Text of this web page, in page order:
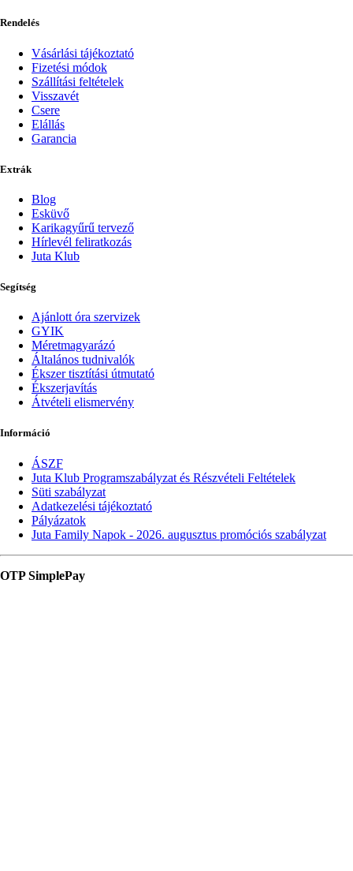
Rendelés
Vásárlási tájékoztató
Fizetési módok
Szállítási feltételek
Visszavét
Csere
Elállás
Garancia
Extrák
Blog
Esküvő
Karikagyűrű tervező
Hírlevél feliratkozás
Juta Klub
Segítség
Ajánlott óra szervizek
GYIK
Méretmagyarázó
Általános tudnivalók
Ékszer tisztítási útmutató
Ékszerjavítás
Átvételi elismervény
Információ
ÁSZF
Juta Klub Programszabályzat és Részvételi Feltételek
Süti szabályzat
Adatkezelési tájékoztató
Pályázatok
Juta Family Napok - 2026. augusztus promóciós szabályzat
OTP SimplePay